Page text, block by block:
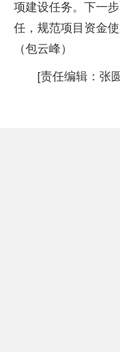
项建设任务。下一
任，规范项目资金
（包云峰）
[责任编辑：张